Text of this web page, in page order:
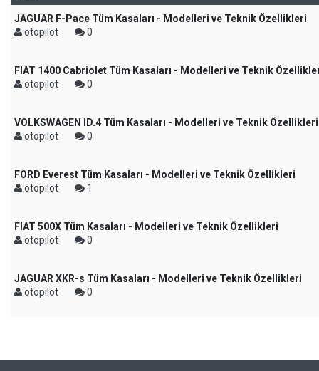
JAGUAR F-Pace Tüm Kasaları - Modelleri ve Teknik Özellikleri
otopilot
0
FIAT 1400 Cabriolet Tüm Kasaları - Modelleri ve Teknik
otopilot
0
VOLKSWAGEN ID.4 Tüm Kasaları - Modelleri ve Teknik Özellikleri
otopilot
0
FORD Everest Tüm Kasaları - Modelleri ve Teknik Özellikleri
otopilot
1
FIAT 500X Tüm Kasaları - Modelleri ve Teknik Özellikleri
otopilot
0
JAGUAR XKR-s Tüm Kasaları - Modelleri ve Teknik Özellikleri
otopilot
0